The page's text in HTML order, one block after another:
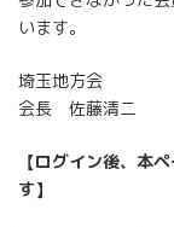
います。
埼玉地方会
会長 佐藤清二
【ログイン後、本
す】